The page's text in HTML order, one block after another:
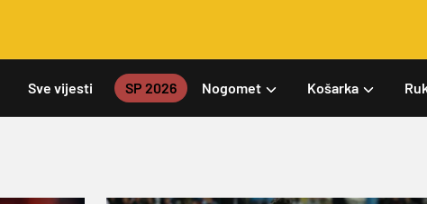
Sve vijesti SP 2026 Nogomet Košarka